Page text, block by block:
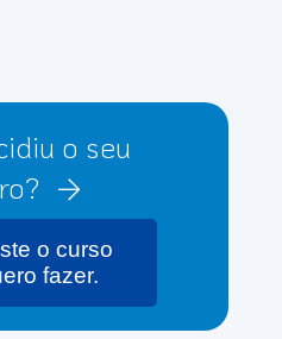
o seu
o curso
fazer.